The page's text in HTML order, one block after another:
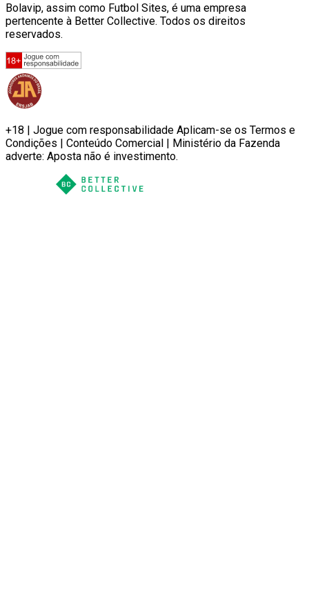
Bolavip, assim como Futbol Sites, é uma empresa
pertencente à Better Collective. Todos os direitos
reservados.
+18 | Jogue com responsabilidade Aplicam-se os Termos e
Condições | Conteúdo Comercial | Ministério da Fazenda
adverte: Aposta não é investimento.